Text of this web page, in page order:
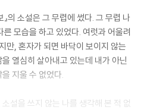
려 주세요」중에서
있는 공간이 생겼고, 굶지 않아도 되
는 생각이 생기지 않았다. 희곡은 여
자의 장면에 멈춰 있었다. 걱정하지
서
의 소설은 그 무렵에 썼다. 그 무렵 나
모습을 하고 있었다. 여럿과 어울려
만, 혼자가 되면 바닥이 보이지 않는
열심히 살아내고 있는데 내가 아닌
지울 수 없었다.
설을 쓰지 않는 나를 생각해 본 적 없